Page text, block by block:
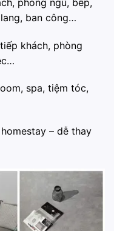
ban công…
khách, phòng
spa, tiệm tóc,
– dễ thay